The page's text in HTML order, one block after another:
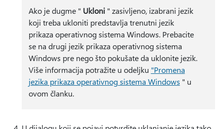
Ako je dugme " Ukloni" zasivljeno, izabrani jezik
koji treba ukloniti predstavlja trenutni jezik
prikaza operativnog sistema Windows. Prebacite
se na drugi jezik prikaza operativnog sistema
Windows pre nego što pokušate da uklonite jezik.
Više informacija potražite u odeljku "Promena
jezika prikaza operativnog sistema Windows " u
ovom članku.